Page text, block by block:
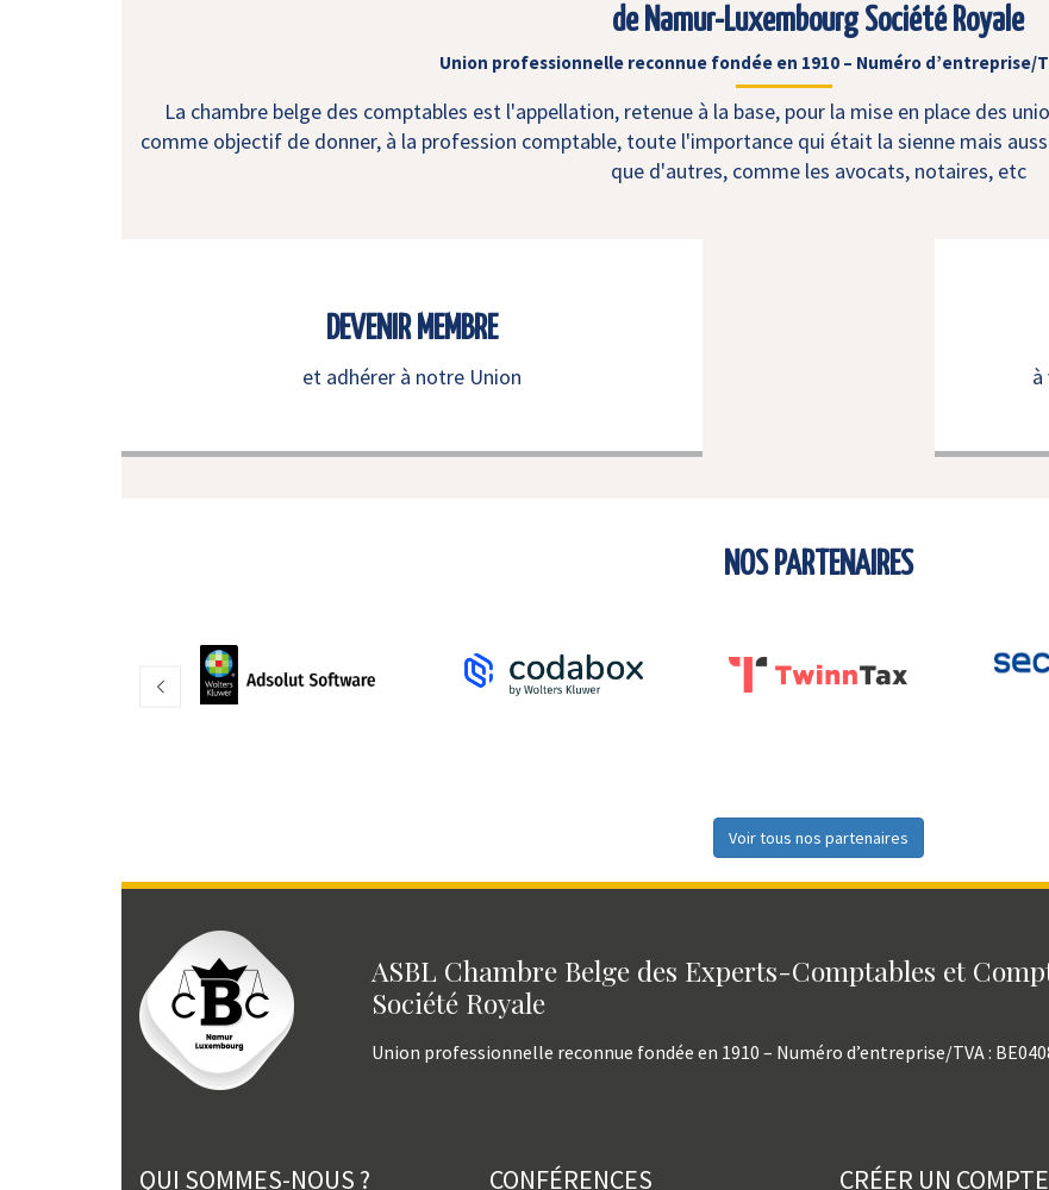
de Namur-Luxembourg Société Royale
Union professionnelle reconnue fondée en 1910 – Numéro d’entreprise/
La chambre belge des comptables est l'appellation, retenue à la base, pour la mise en place des
comme objectif de donner, à la profession comptable, toute l'importance qui était la sienne mais
que d'autres, comme les avocats, notaires, etc
DEVENIR MEMBRE
et adhérer à notre Union
NOS PARTENAIRES
Voir tous nos partenaires
ASBL Chambre Belge des Experts-Comptables et
Société Royale
Union professionnelle reconnue fondée en 1910 – Numéro d’entreprise/TVA :
QUI SOMMES-NOUS ? CONFÉRENCES CRÉER UN COMPTE